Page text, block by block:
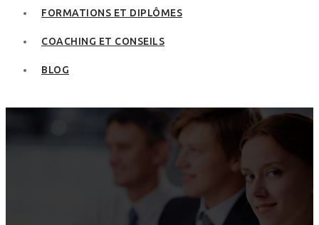
FORMATIONS ET DIPLÔMES
COACHING ET CONSEILS
BLOG